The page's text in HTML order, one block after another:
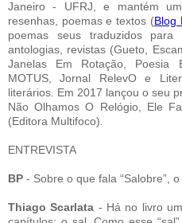
Janeiro - UFRJ, e mantém
resenhas, poemas e textos (Blog
poemas seus traduzidos
antologias, revistas (Gueto,
Janelas Em Rotação, Poesia
MOTUS, Jornal RelevO e
literários. Em 2017 lançou o seu
Não Olhamos O Relógio, Ele
(Editora Multifoco).
ENTREVISTA
BP - Sobre o que fala “Salobre”,
Thiago Scarlata - Há no livro